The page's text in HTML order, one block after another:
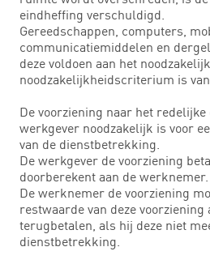
eindheffing verschuldigd.
Gereedschappen, computers,
communicatiemiddelen en
deze voldoen aan het
noodzakelijkheidscriterium is
De voorziening naar het redelijke
werkgever noodzakelijk is voor
van de dienstbetrekking.
De werkgever de voorziening
doorberekent aan de werknemer.
De werknemer de voorziening
restwaarde van deze
terugbetalen, als hij deze niet
dienstbetrekking.